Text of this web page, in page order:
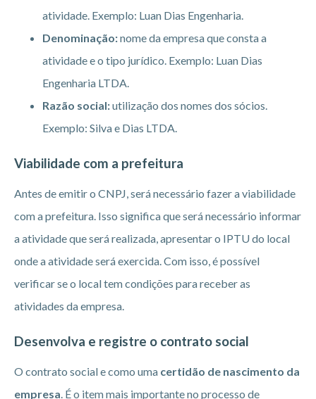
atividade. Exemplo: Luan Dias Engenharia.
Denominação:nome da empresa que consta a
atividade e o tipo jurídico. Exemplo: Luan Dias
Engenharia LTDA.
Razão social:utilização dos nomes dos sócios.
Exemplo: Silva e Dias LTDA.
Viabilidade com a prefeitura
Antes de emitir o CNPJ, será necessário fazer a viabilidade
com a prefeitura. Isso significa que será necessário informar
a atividade que será realizada, apresentar o IPTU do local
onde a atividade será exercida. Com isso, é possível
verificar se o local tem condições para receber as
atividades da empresa.
Desenvolva e registre o contrato social
O contrato social e como uma certidão de nascimento da
empresa . É o item mais importante no processo de